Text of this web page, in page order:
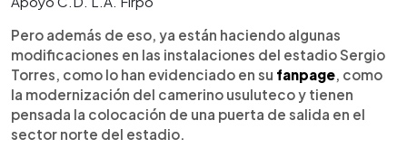
Pero además de eso, ya están haciendo algunas
modificaciones en las instalaciones del estadio Sergio
Torres, como lo han evidenciado en su fanpage , como
la modernización del camerino usuluteco y tienen
pensada la colocación de una puerta de salida en el
sector norte del estadio.